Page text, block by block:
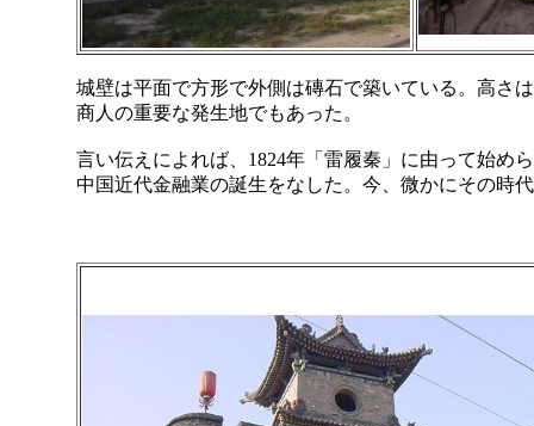
城壁は平面で方形で外側は磚石で築いている。高さ
商人の重要な発生地でもあった。
言い伝えによれば、1824年「雷履秦」に由って始め
中国近代金融業の誕生をなした。今、微かにその時